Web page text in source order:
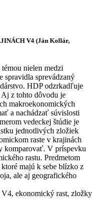
V4 (Ján Kollár,
nielen medzi
spravidla sprevádzaný
HDP odzrkadľuje
z tohto dôvodu je
makroekonomických
a nachádzať súvislosti
vedeckej štúdie je
jednotlivých zložiek
raste v krajinách
komparovať. V príspevku
rastu. Predmetom
majú k sebe blízko z
ale aj geografického
ekonomický rast, zložky